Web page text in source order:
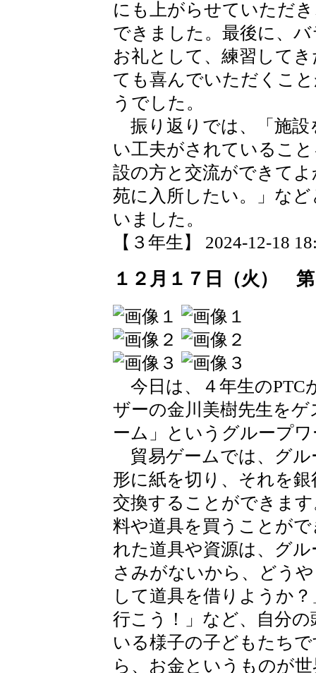
にも上がらせていただ
できました。最後に、
お礼として、練習して
ても喜んでいただくこ
うでした。
振り返りでは、「施設
い工夫がされているこ
設の方と交流ができて
苑に入所したい。」な
いました。
【３年生】 2024-12-18
１２月１７日（火）
今日は、４年生のPTC
ザーの金川美樹先生を
ーム」というグループ
貿易ゲームでは、グル
形に紙を切り、それを
交換することができま
料や道具を買うことが
れた道具や資源は、グ
さみがないから、どう
して道具を借りようか
行こう！」など、自分
いる様子の子どもたち
ら、お金というものが